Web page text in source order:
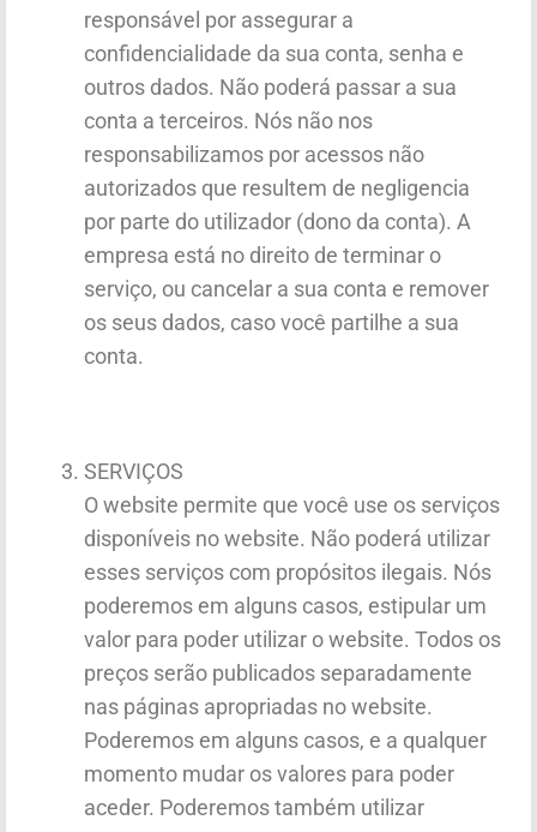
responsável por assegurar a
confidencialidade da sua conta, senha e
outros dados. Não poderá passar a sua
conta a terceiros. Nós não nos
responsabilizamos por acessos não
autorizados que resultem de negligencia
por parte do utilizador (dono da conta). A
empresa está no direito de terminar o
serviço, ou cancelar a sua conta e remover
os seus dados, caso você partilhe a sua
conta.
SERVIÇOS
O website permite que você use os serviços
disponíveis no website. Não poderá utilizar
esses serviços com propósitos ilegais. Nós
poderemos em alguns casos, estipular um
valor para poder utilizar o website. Todos os
preços serão publicados separadamente
nas páginas apropriadas no website.
Poderemos em alguns casos, e a qualquer
momento mudar os valores para poder
aceder. Poderemos também utilizar